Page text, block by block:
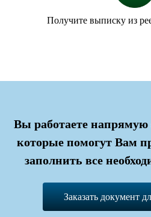
Получите выписку из
Вы работаете
которые помогут Вам
заполнить все
Заказать документ